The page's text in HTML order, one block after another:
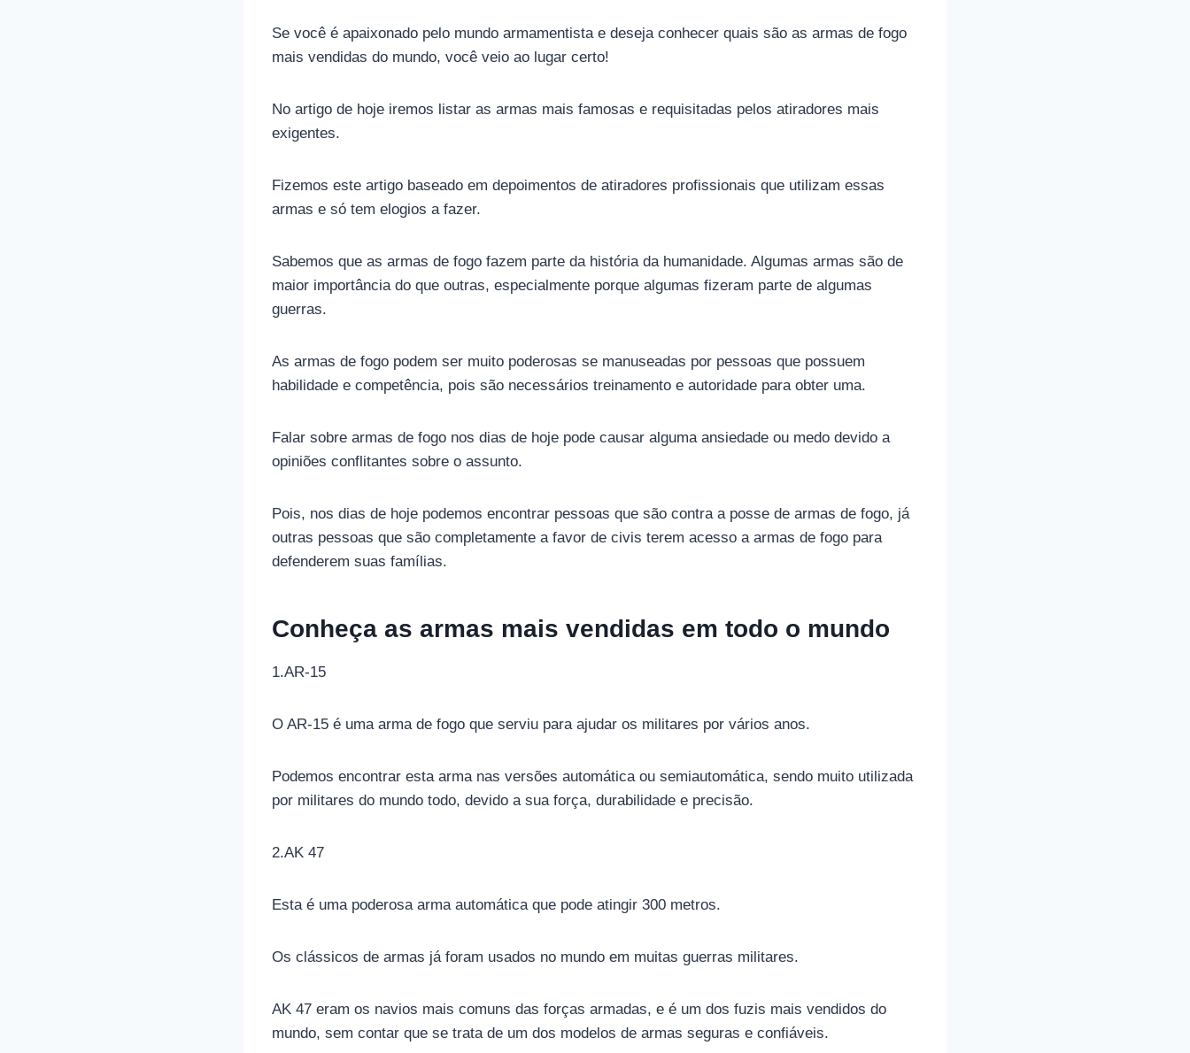
Se você é apaixonado pelo mundo armamentista e deseja conhecer quais são as armas de fogo
mais vendidas do mundo, você veio ao lugar certo!
No artigo de hoje iremos listar as armas mais famosas e requisitadas pelos atiradores mais
exigentes.
Fizemos este artigo baseado em depoimentos de atiradores profissionais que utilizam essas
armas e só tem elogios a fazer.
Sabemos que as armas de fogo fazem parte da história da humanidade. Algumas armas são de
maior importância do que outras, especialmente porque algumas fizeram parte de algumas
guerras.
As armas de fogo podem ser muito poderosas se manuseadas por pessoas que possuem
habilidade e competência, pois são necessários treinamento e autoridade para obter uma.
Falar sobre armas de fogo nos dias de hoje pode causar alguma ansiedade ou medo devido a
opiniões conflitantes sobre o assunto.
Pois, nos dias de hoje podemos encontrar pessoas que são contra a posse de armas de fogo, já
outras pessoas que são completamente a favor de civis terem acesso a armas de fogo para
defenderem suas famílias.
Conheça as armas mais vendidas em todo o mundo
1.AR-15
O AR-15 é uma arma de fogo que serviu para ajudar os militares por vários anos.
Podemos encontrar esta arma nas versões automática ou semiautomática, sendo muito utilizada
por militares do mundo todo, devido a sua força, durabilidade e precisão.
2.AK 47
Esta é uma poderosa arma automática que pode atingir 300 metros.
Os clássicos de armas já foram usados ​​no mundo em muitas guerras militares.
AK 47 eram os navios mais comuns das forças armadas, e é um dos fuzis mais vendidos do
mundo, sem contar que se trata de um dos modelos de armas seguras e confiáveis.